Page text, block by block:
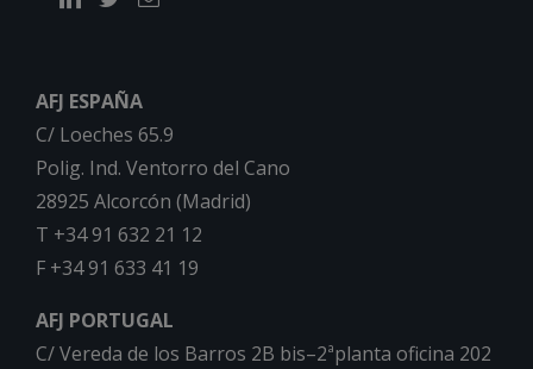
AFJ ESPAÑA
C/ Loeches 65.9
Polig. Ind. Ventorro del Cano
28925 Alcorcón (Madrid)
T +34 91 632 21 12
F +34 91 633 41 19
AFJ PORTUGAL
C/ Vereda de los Barros 2B bis–2ªplanta oficina 202